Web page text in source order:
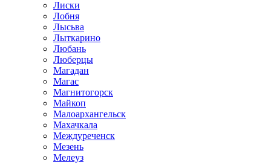
Лиски
Лобня
Лысьва
Лыткарино
Любань
Люберцы
Магадан
Магас
Магнитогорск
Майкоп
Малоархангельск
Махачкала
Междуреченск
Мезень
Мелеуз